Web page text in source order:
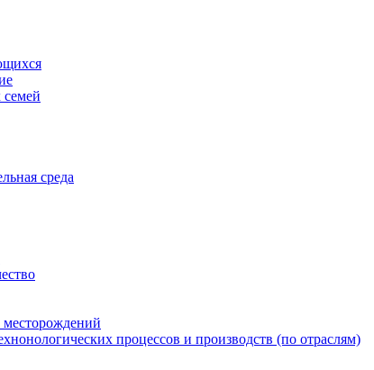
семей
среда
месторождений
процессов и производств (по отраслям)